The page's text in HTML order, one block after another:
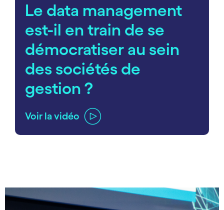
Le data management
est-il en train de se
démocratiser au sein
des sociétés de
gestion ?
Voir la vidéo
carousel ends